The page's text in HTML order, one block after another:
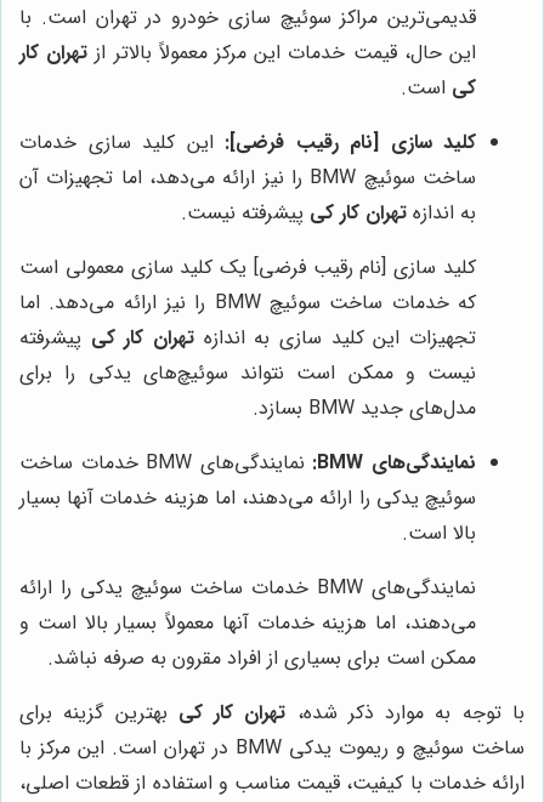
قدیمی‌ترین مراکز سوئیچ سازی خودرو در تهران است. با
این حال، قیمت خدمات این مرکز معمولاً بالاتر از تهران کار
کی است.
کلید سازی [نام رقیب فرضی]: این کلید سازی خدمات
ساخت سوئیچ BMW را نیز ارائه می‌دهد، اما تجهیزات آن
به اندازه تهران کار کی پیشرفته نیست.
کلید سازی [نام رقیب فرضی] یک کلید سازی معمولی است
که خدمات ساخت سوئیچ BMW را نیز ارائه می‌دهد. اما
تجهیزات این کلید سازی به اندازه تهران کار کی پیشرفته
نیست و ممکن است نتواند سوئیچ‌های یدکی را برای
مدل‌های جدید BMW بسازد.
نمایندگی‌های BMW:
نمایندگی‌های BMW خدمات ساخت
سوئیچ یدکی را ارائه می‌دهند، اما هزینه خدمات آنها بسیار
بالا است.
نمایندگی‌های BMW خدمات ساخت سوئیچ یدکی را ارائه
می‌دهند، اما هزینه خدمات آنها معمولاً بسیار بالا است و
ممکن است برای بسیاری از افراد مقرون به صرفه نباشد.
با توجه به موارد ذکر شده، تهران کار کی بهترین گزینه برای
ساخت سوئیچ و ریموت یدکی BMW در تهران است. این مرکز با
ارائه خدمات با کیفیت، قیمت مناسب و استفاده از قطعات اصلی،